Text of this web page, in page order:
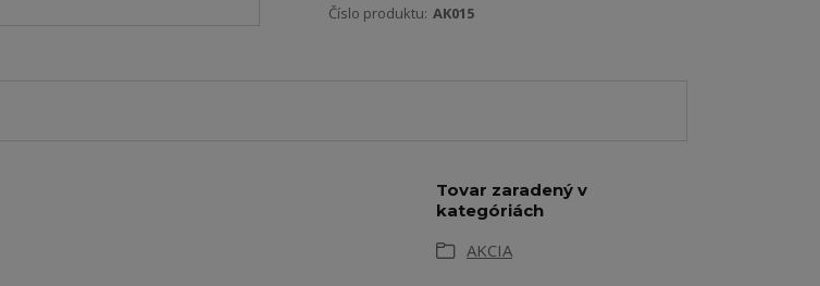
Číslo produktu: AK015
Tovar zaradený v
kategóriách
AKCIA